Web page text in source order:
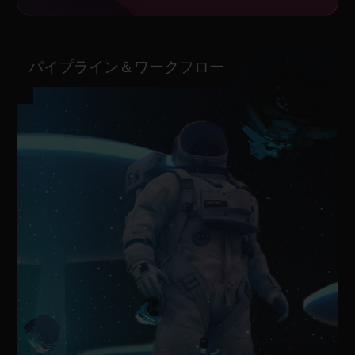
パイプライン＆ワークフロー